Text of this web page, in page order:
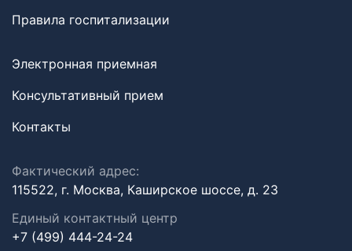
Правила госпитализации
Электронная приемная
Консультативный прием
Контакты
Фактический адрес:
115522, г. Москва, Каширское шоссе, д. 23
Единый контактный центр
+7 (499) 444-24-24